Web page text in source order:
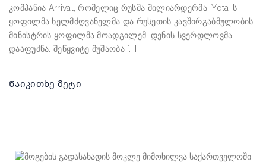
კომპანია Arrival, რომელიც რუსმა მილიარდერმა, Yota-ს
ყოფილმა ხელმძღვანელმა და რუსეთის კავშირგაბმულობის
მინისტრის ყოფილმა მოადგილემ, დენის სვერდლოვმა
დააფუძნა. შეწყვიტე მუშაობა [...]
Წაიკითხე მეტი